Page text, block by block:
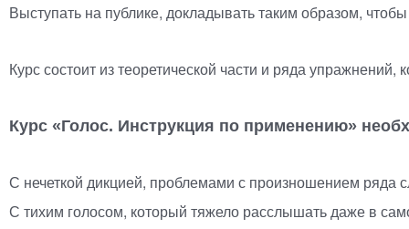
Выступать на публике, докладывать таким образом,
Курс состоит из теоретической части и ряда
Курс «Голос. Инструкция по применению»
С нечеткой дикцией, проблемами с произношением ряда
С тихим голосом, который тяжело расслышать даже в